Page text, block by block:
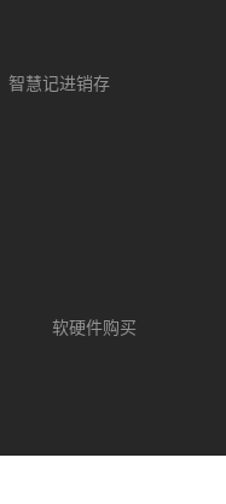
智慧记进销存
软硬件购买